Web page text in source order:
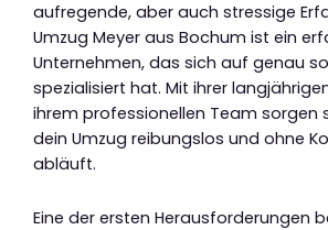
aufregende, aber auch stressige
Umzug Meyer aus Bochum ist ein
Unternehmen, das sich auf genau
spezialisiert hat. Mit ihrer
ihrem professionellen Team sorgen
dein Umzug reibungslos und ohne
abläuft.
Eine der ersten Herausforderungen